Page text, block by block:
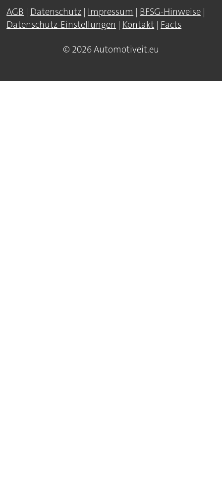
AGB | Datenschutz | Impressum | BFSG-Hinweise |
Datenschutz-Einstellungen | Kontakt | Facts
© 2026 Automotiveit.eu